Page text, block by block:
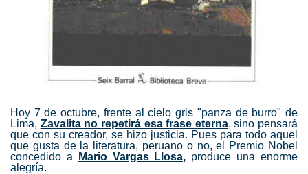
Hoy 7 de octubre, frente al cielo gris "panza de burro" de
Lima, Zavalita no repetirá esa frase eterna, sino pensará
que con su creador, se hizo justicia. Pues para todo aquel
que gusta de la literatura, peruano o no, el Premio Nobel
concedido a
Mario Vargas Llosa, produce una enorme
alegría.